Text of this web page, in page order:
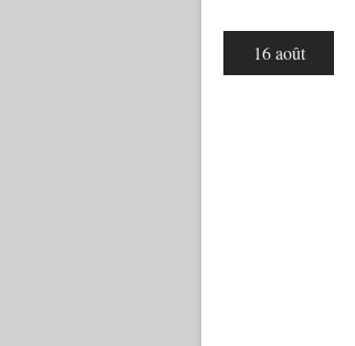
16 août